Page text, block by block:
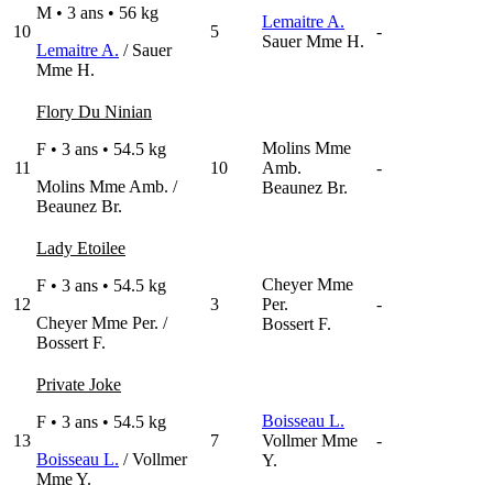
10
M • 3 ans • 56 kg
Lemaitre A. / Sauer
Mme H.
5
Lemaitre A.
Sauer Mme H.
-
11
Flory Du Ninian
F • 3 ans • 54.5 kg
Molins Mme Amb. /
Beaunez Br.
10
Molins Mme
Amb.
Beaunez Br.
-
12
Lady Etoilee
F • 3 ans • 54.5 kg
Cheyer Mme Per. /
Bossert F.
3
Cheyer Mme
Per.
Bossert F.
-
13
Private Joke
F • 3 ans • 54.5 kg
Boisseau L. / Vollmer
Mme Y.
7
Boisseau L.
Vollmer Mme
Y.
-